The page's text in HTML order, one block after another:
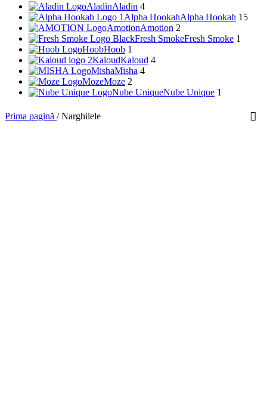
AladinAladin 4
Alpha HookahAlpha Hookah 15
AmotionAmotion 2
Fresh SmokeFresh Smoke 1
HoobHoob 1
KaloudKaloud 4
MishaMisha 4
MozeMoze 2
Nube UniqueNube Unique 1
Prima pagină / Narghilele